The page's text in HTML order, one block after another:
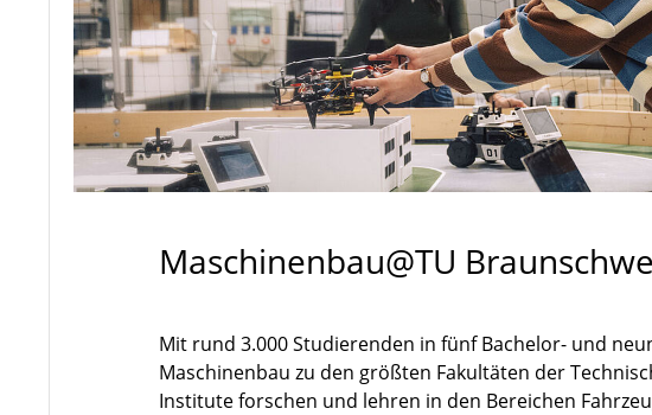
Maschinenbau@TU
Mit rund 3.000 Studierenden in fünf Bachelor- und
Maschinenbau zu den größten Fakultäten der
Institute forschen und lehren in den Bereichen